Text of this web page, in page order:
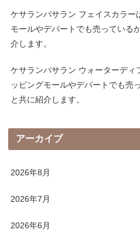
ケサランパサラン フェイスカラ
モールやデパートでも売っている
介します。
ケサランパサラン ウォーターディ
ッピングモールやデパートでも売
と共に紹介します。
アーカイブ
2026年8月
2026年7月
2026年6月